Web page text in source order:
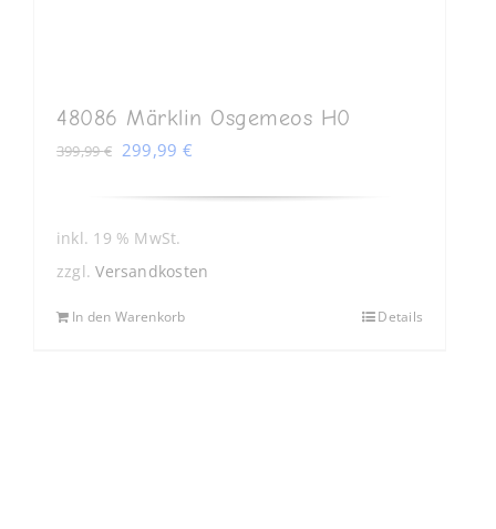
48086 Märklin Osgemeos H0
399,99€ Ursprünglicher
war:
399,99 €
299,99 €Aktueller
ist:
inkl. 19 % MwSt.
zzgl.Versandkosten
In den Warenkorb Details